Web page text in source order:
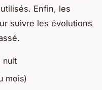
Enfin, les
suivre les évolutions
nuit
mois)